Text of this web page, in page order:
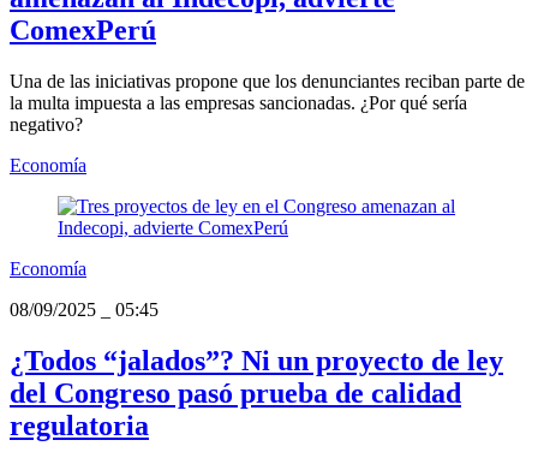
ComexPerú
Una de las iniciativas propone que los denunciantes reciban parte de
la multa impuesta a las empresas sancionadas. ¿Por qué sería
negativo?
Economía
Economía
08/09/2025
05:45
¿Todos “jalados”? Ni un proyecto de ley
del Congreso pasó prueba de calidad
regulatoria